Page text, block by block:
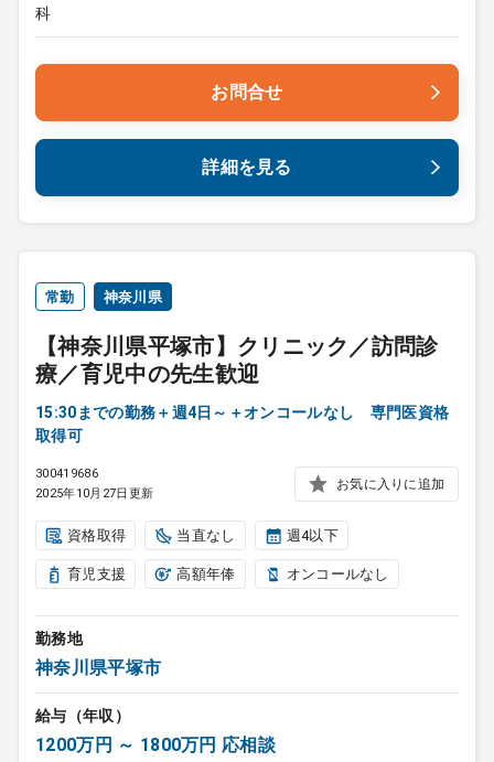
科
お問合せ
詳細を見る
常勤 神奈川県
【神奈川県平塚市】クリニック／訪問診
療／育児中の先生歓迎
15:30までの勤務＋週4日～＋オンコールなし 専門医資格
取得可
300419686
2025年10月27日更新
お気に入りに追加
資格取得 当直なし 週4以下
育児支援 高額年俸 オンコールなし
勤務地
神奈川県平塚市
給与（年収）
1200万円 ～ 1800万円 応相談